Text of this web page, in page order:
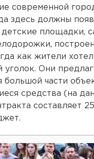
современной
здесь должны
площадки,
как жители
уголок. Они
большой части
средства (на
составляет